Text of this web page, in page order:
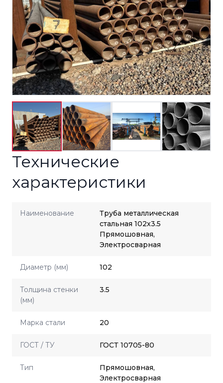
Технические
характеристики
Наименование
Труба металлическая
стальная 102x3.5
Прямошовная,
Электросварная
Диаметр (мм) 102
Толщина стенки
(мм)
3.5
Марка стали 20
ГОСТ / ТУ ГОСТ 10705-80
Тип
Прямошовная,
Электросварная